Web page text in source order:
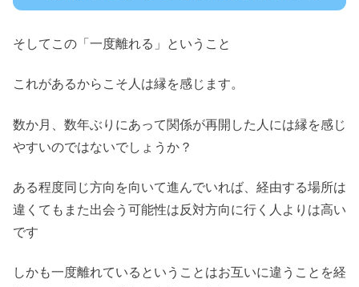
そしてこの「一度離れる」ということ
これがあるからこそ人は縁を感じます。
数か月、数年ぶりにあって関係が再開した人には縁を感じ
やすいのではないでしょうか？
ある程度同じ方向を向いて進んでいれば、経由する場所は
違くてもまた出会う可能性は反対方向に行く人よりは高い
です
しかも一度離れているということはお互いに違うことを経